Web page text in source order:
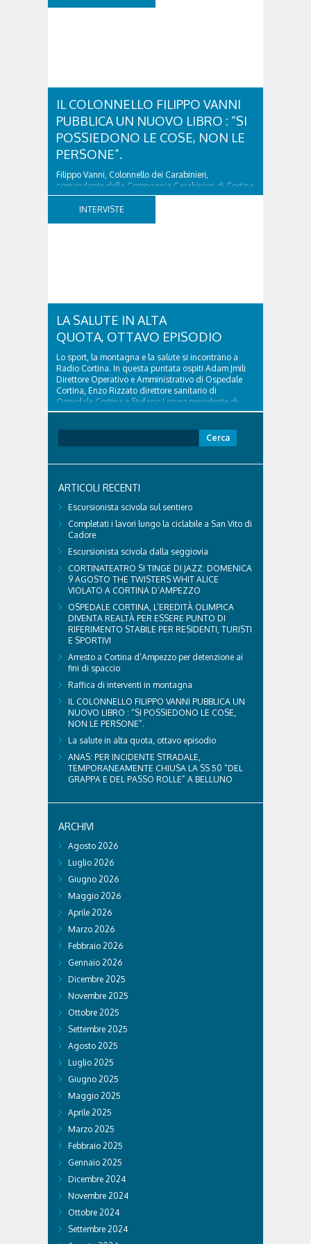
IL COLONNELLO FILIPPO VANNI
PUBBLICA UN NUOVO LIBRO : “SI
POSSIEDONO LE COSE, NON LE
PERSONE”.
Filippo Vanni, Colonnello dei Carabinieri,
comandante della Compagnia Carabinieri di Cortina
d’Ampezzo sino al 2010, esperto di legislazione
nazionale ed europea, è l’ideatore del progetto di
INTERVISTE
LA SALUTE IN ALTA
QUOTA, OTTAVO EPISODIO
Lo sport, la montagna e la salute si incontrano a
Radio Cortina. In questa puntata ospiti Adam Jmili
Direttore Operativo e Amministrativo di Ospedale
Cortina, Enzo Rizzato direttore sanitario di
Ospedale Cortina e Stefano Longo presidente di
Fondazione Cortina. GVM Care & Research –...
per:
ARTICOLI RECENTI
Escursionista scivola sul sentiero
Completati i lavori lungo la ciclabile a San Vito di
Cadore
Escursionista scivola dalla seggiovia
CORTINATEATRO SI TINGE DI JAZZ: DOMENICA
9 AGOSTO THE TWISTERS WHIT ALICE
VIOLATO A CORTINA D’AMPEZZO
OSPEDALE CORTINA, L’EREDITÀ OLIMPICA
DIVENTA REALTÀ PER ESSERE PUNTO DI
RIFERIMENTO STABILE PER RESIDENTI, TURISTI
E SPORTIVI
Arresto a Cortina d’Ampezzo per detenzione ai
fini di spaccio
Raffica di interventi in montagna
IL COLONNELLO FILIPPO VANNI PUBBLICA UN
NUOVO LIBRO : “SI POSSIEDONO LE COSE,
NON LE PERSONE”.
La salute in alta quota, ottavo episodio
ANAS: PER INCIDENTE STRADALE,
TEMPORANEAMENTE CHIUSA LA SS 50 “DEL
GRAPPA E DEL PASSO ROLLE” A BELLUNO
ARCHIVI
Agosto 2026
Luglio 2026
Giugno 2026
Maggio 2026
Aprile 2026
Marzo 2026
Febbraio 2026
Gennaio 2026
Dicembre 2025
Novembre 2025
Ottobre 2025
Settembre 2025
Agosto 2025
Luglio 2025
Giugno 2025
Maggio 2025
Aprile 2025
Marzo 2025
Febbraio 2025
Gennaio 2025
Dicembre 2024
Novembre 2024
Ottobre 2024
Settembre 2024